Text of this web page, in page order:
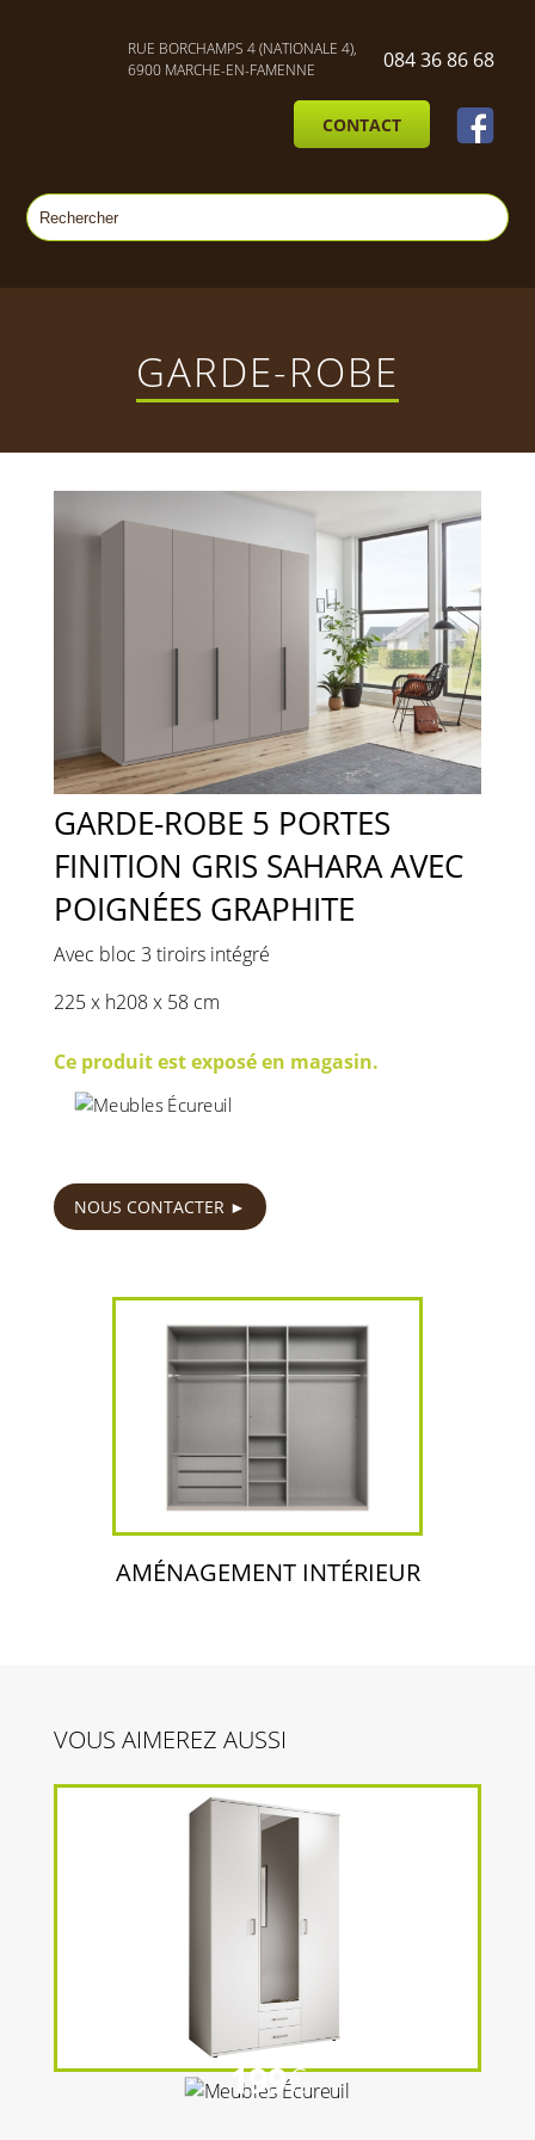
RUE BORCHAMPS 4 (NATIONALE 4),
6900 MARCHE-EN-FAMENNE
084 36 86 68
CONTACT
GARDE-ROBE
GARDE-ROBE 5 PORTES
FINITION GRIS SAHARA AVEC
POIGNÉES GRAPHITE
Avec bloc 3 tiroirs intégré
225 x h208 x 58 cm
Ce produit est exposé en magasin.
NOUS CONTACTER
AMÉNAGEMENT INTÉRIEUR
VOUS AIMEREZ AUSSI
199€